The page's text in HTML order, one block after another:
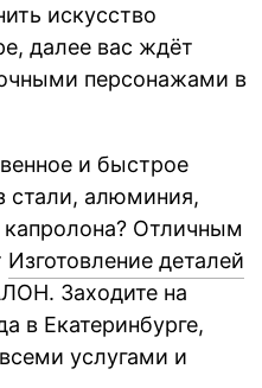
искусство
далее вас ждёт
персонажами в
и быстрое
стали, алюминия,
Отличным
Изготовление деталей
Заходите на
в Екатеринбурге,
услугами и